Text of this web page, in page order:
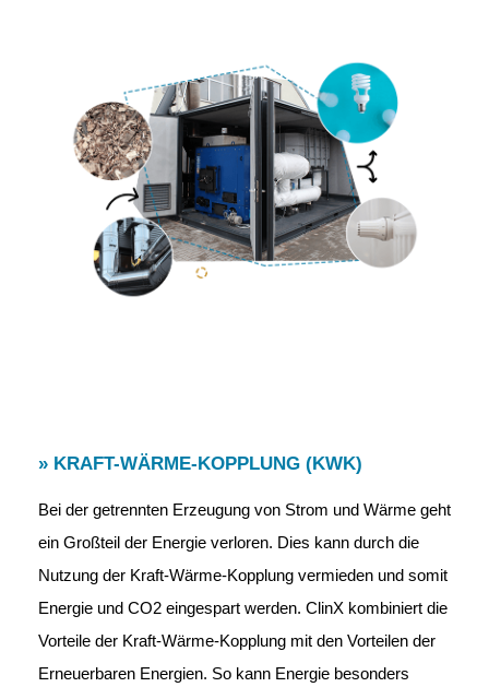
» KRAFT-WÄRME-KOPPLUNG (KWK)
Bei der getrennten Erzeugung von Strom und Wärme geht
ein Großteil der Energie verloren. Dies kann durch die
Nutzung der Kraft-Wärme-Kopplung vermieden und somit
Energie und CO2 eingespart werden. ClinX kombiniert die
Vorteile der Kraft-Wärme-Kopplung mit den Vorteilen der
Erneuerbaren Energien. So kann Energie besonders